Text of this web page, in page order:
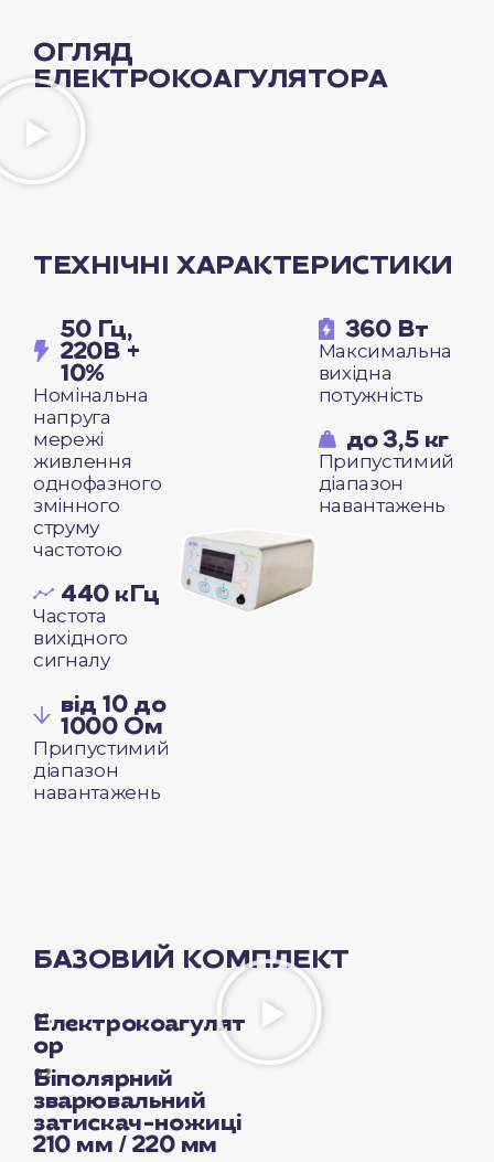
ОГЛЯД
ЕЛЕКТРОКОАГУЛЯТОРА
ТЕХНІЧНІ ХАРАКТЕРИСТИКИ
50 Гц,
220B +
10%
Номінальна
напруга
мережі
живлення
однофазного
змінного
струму
частотою
440 кГц
Частота
вихідного
сигналу
від 10 до
1000 Ом
Припустимий
діапазон
навантажень
360 Вт
Максимальна
вихідна
потужність
до 3,5 кг
Припустимий
діапазон
навантажень
БАЗОВИЙ КОМПЛЕКТ
01.
Електрокоагулят
ор
02.
Біполярний
зварювальний
затискач-ножиці
210 мм / 220 мм